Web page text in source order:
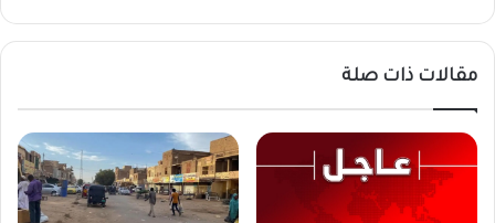
مقالات ذات صلة